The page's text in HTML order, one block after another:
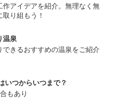
作アイデアを紹介。無理なく無
り組もう！
温泉
きるおすすめの温泉をご紹介
いつからいつまで？
もあり